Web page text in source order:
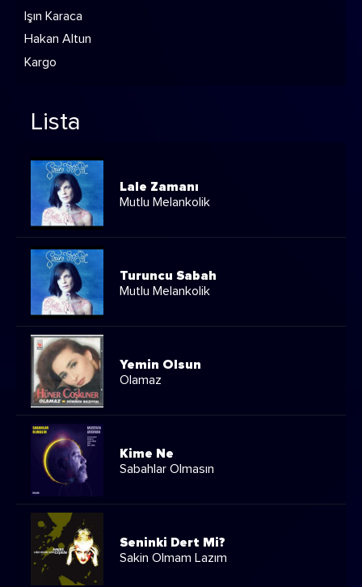
Işın Karaca
Hakan Altun
Kargo
Lista
Lale Zamanı
Mutlu Melankolik
Turuncu Sabah
Mutlu Melankolik
Yemin Olsun
Olamaz
Kime Ne
Sabahlar Olmasın
Seninki Dert Mi?
Sakin Olmam Lazım